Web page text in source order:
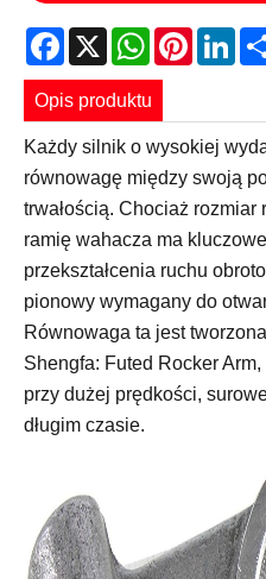
Facebook
X WhatsApp
Pinterest
Opis produktu
Każdy silnik o wysokiej
równowagę między swoją
trwałością. Chociaż
ramię wahacza ma
przekształcenia ruchu
pionowy wymagany do
Równowaga ta jest
Shengfa: Futed Rocker
przy dużej prędkości,
długim czasie.